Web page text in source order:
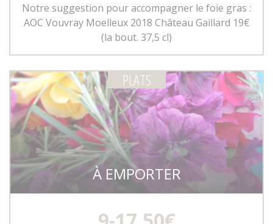
Notre suggestion pour accompagner le foie gras :
AOC Vouvray Moelleux 2018 Château Gaillard 19€
(la bout. 37,5 cl)
PLATS
À EMPORTER